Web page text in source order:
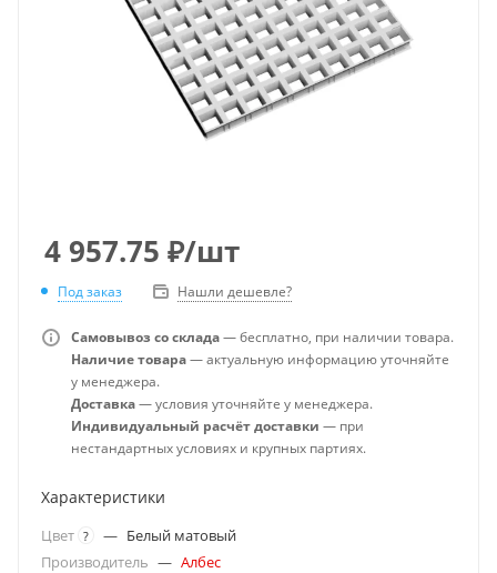
4 957.75 ₽/шт
Под заказ Нашли дешевле?
Самовывоз со склада— бесплатно, при наличии товара.
Наличие товара— актуальную информацию уточняйте
у менеджера.
Доставка— условия уточняйте у менеджера.
Индивидуальный расчёт доставки — при
нестандартных условиях и крупных партиях.
Характеристики
Цвет ? — Белый матовый
Производитель — Албес